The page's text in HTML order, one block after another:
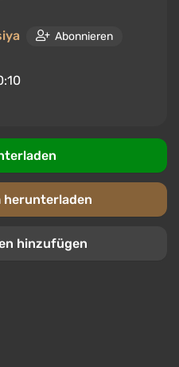
Abonnieren
herunterladen
hinzufügen